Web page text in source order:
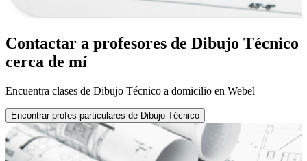
Contactar a profesores de Dibujo Técnico
cerca de mí
Encuentra clases de Dibujo Técnico a domicilio en Webel
Encontrar profes particulares de Dibujo Técnico